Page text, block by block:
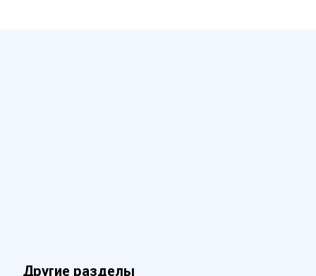
Другие разделы